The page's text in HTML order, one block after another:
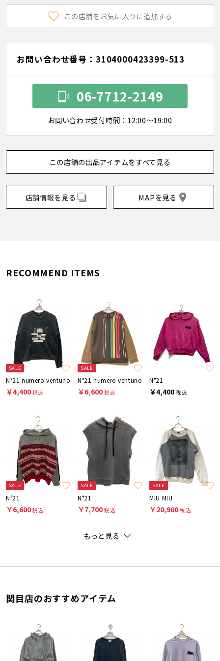
この店舗をお気に入りに追加する
お問い合わせ番号：3104000423399-513
06-7712-2149
お問い合わせ受付時間：12:00～19:00
この店舗の出品アイテムをすべて見る
店舗情報を見る MAPを見る
RECOMMEND ITEMS
SALE
N°21 numero ventuno
￥4,400税込
SALE
N°21 numero ventuno
￥6,600税込
N°21
￥4,400税込
SALE
N°21
￥6,600税込
SALE
N°21
￥7,700税込
SALE
MIU MIU
￥20,900税込
もっと見る
関目店のおすすめアイテム